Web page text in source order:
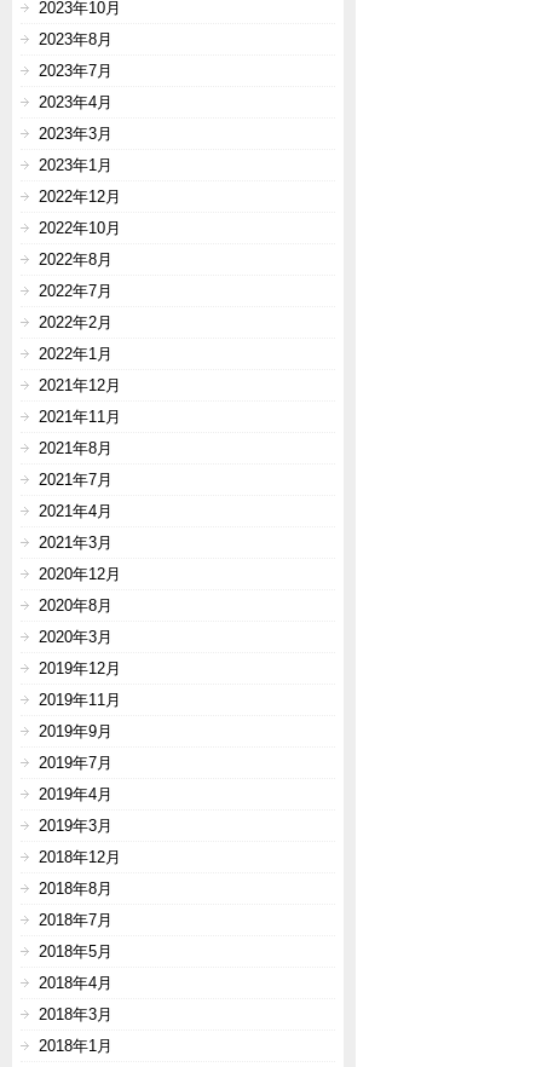
2023年10月
2023年8月
2023年7月
2023年4月
2023年3月
2023年1月
2022年12月
2022年10月
2022年8月
2022年7月
2022年2月
2022年1月
2021年12月
2021年11月
2021年8月
2021年7月
2021年4月
2021年3月
2020年12月
2020年8月
2020年3月
2019年12月
2019年11月
2019年9月
2019年7月
2019年4月
2019年3月
2018年12月
2018年8月
2018年7月
2018年5月
2018年4月
2018年3月
2018年1月